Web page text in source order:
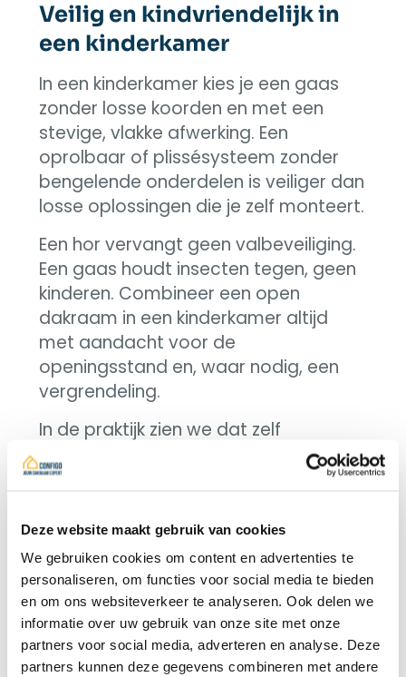
Deze website maakt gebruik van cookies
We gebruiken cookies om content en advertenties te
personaliseren, om functies voor social media te bieden
en om ons websiteverkeer te analyseren. Ook delen we
informatie over uw gebruik van onze site met onze
partners voor social media, adverteren en analyse. Deze
partners kunnen deze gegevens combineren met andere
Veilig en kindvriendelijk in
een kinderkamer
In een kinderkamer kies je een gaas
zonder losse koorden en met een
stevige, vlakke afwerking. Een
oprolbaar of plissésysteem zonder
bengelende onderdelen is veiliger dan
losse oplossingen die je zelf monteert.
Een hor vervangt geen valbeveiliging.
Een gaas houdt insecten tegen, geen
kinderen. Combineer een open
dakraam in een kinderkamer altijd
met aandacht voor de
openingsstand en, waar nodig, een
vergrendeling.
In de praktijk zien we dat zelf
geknutselde gazen vaak loskomen of
scheuren. Een gaas dat past bij de
gaat langer mee en blijft veiliger.
Combineren met zonwering
en ventilatie
Een hor en buitenzonwering vullen
elkaar aan. Het gaas houdt insecten